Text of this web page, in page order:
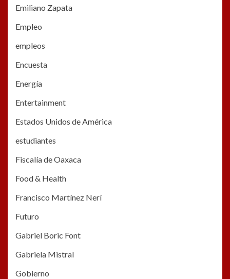
Emiliano Zapata
Empleo
empleos
Encuesta
Energía
Entertainment
Estados Unidos de América
estudiantes
Fiscalía de Oaxaca
Food & Health
Francisco Martínez Nerí
Futuro
Gabriel Boric Font
Gabriela Mistral
Gobierno